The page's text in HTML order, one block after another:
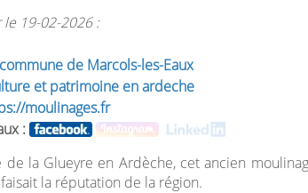
le 19-02-2026 :
commune de Marcols-les-Eaux
et patrimoine en ardeche
moulinages.fr
:
de la Glueyre en Ardèche, cet ancien
la réputation de la région.